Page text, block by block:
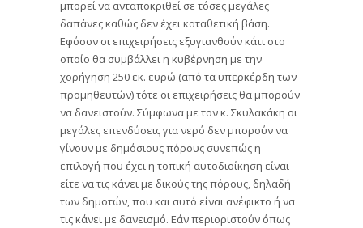
μπορεί να ανταποκριθεί σε τόσες μεγάλες
δαπάνες καθώς δεν έχει καταθετική βάση.
Εφόσον οι επιχειρήσεις εξυγιανθούν κάτι στο
οποίο θα συμβάλλει η κυβέρνηση με την
χορήγηση 250 εκ. ευρώ (από τα υπερκέρδη των
προμηθευτών) τότε οι επιχειρήσεις θα μπορούν
να δανειστούν. Σύμφωνα με τον κ. Σκυλακάκη οι
μεγάλες επενδύσεις για νερό δεν μπορούν να
γίνουν με δημόσιους πόρους συνεπώς η
επιλογή που έχει η τοπική αυτοδιοίκηση είναι
είτε να τις κάνει με δικούς της πόρους, δηλαδή
των δημοτών, που και αυτό είναι ανέφικτο ή να
τις κάνει με δανεισμό. Εάν περιοριστούν όπως